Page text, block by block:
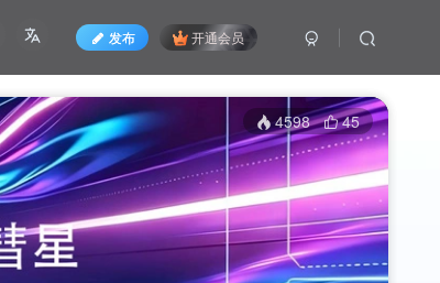
发布 开通会员
4598 45